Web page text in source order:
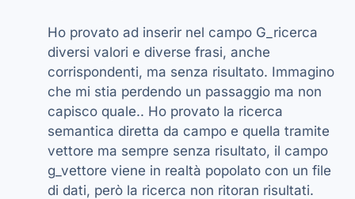
Ho provato ad inserir nel campo G_ricerca
diversi valori e diverse frasi, anche
corrispondenti, ma senza risultato. Immagino
che mi stia perdendo un passaggio ma non
capisco quale.. Ho provato la ricerca
semantica diretta da campo e quella tramite
vettore ma sempre senza risultato, il campo
g_vettore viene in realtà popolato con un file
di dati, però la ricerca non ritoran risultati.